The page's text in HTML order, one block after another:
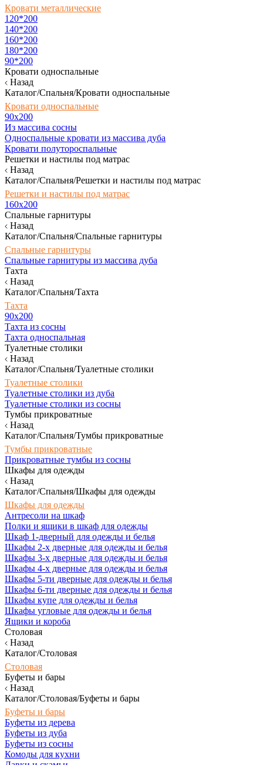
Кровати металлические
120*200
140*200
160*200
180*200
90*200
Кровати односпальные
Назад
Каталог/Спальня/Кровати односпальные
Кровати односпальные
90х200
Из массива сосны
Односпальные кровати из массива дуба
Кровати полутороспальные
Решетки и настилы под матрас
Назад
Каталог/Спальня/Решетки и настилы под матрас
Решетки и настилы под матрас
160х200
Спальные гарнитуры
Назад
Каталог/Спальня/Спальные гарнитуры
Спальные гарнитуры
Спальные гарнитуры из массива дуба
Тахта
Назад
Каталог/Спальня/Тахта
Тахта
90х200
Тахта из сосны
Тахта односпальная
Туалетные столики
Назад
Каталог/Спальня/Туалетные столики
Туалетные столики
Туалетные столики из дуба
Туалетные столики из сосны
Тумбы прикроватные
Назад
Каталог/Спальня/Тумбы прикроватные
Тумбы прикроватные
Прикроватные тумбы из сосны
Шкафы для одежды
Назад
Каталог/Спальня/Шкафы для одежды
Шкафы для одежды
Антресоли на шкаф
Полки и ящики в шкаф для одежды
Шкаф 1-дверный для одежды и белья
Шкафы 2-х дверные для одежды и белья
Шкафы 3-х дверные для одежды и белья
Шкафы 4-х дверные для одежды и белья
Шкафы 5-ти дверные для одежды и белья
Шкафы 6-ти дверные для одежды и белья
Шкафы купе для одежды и белья
Шкафы угловые для одежды и белья
Ящики и короба
Столовая
Назад
Каталог/Столовая
Столовая
Буфеты и бары
Назад
Каталог/Столовая/Буфеты и бары
Буфеты и бары
Буфеты из дерева
Буфеты из дуба
Буфеты из сосны
Комоды для кухни